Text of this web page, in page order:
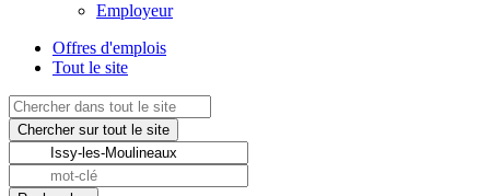
Employeur
Offres d'emplois
Tout le site